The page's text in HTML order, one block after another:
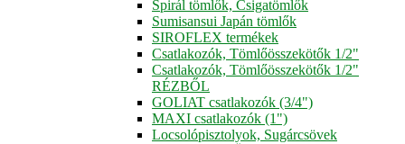
Spirál tömlők, Csigatömlők
Sumisansui Japán tömlők
SIROFLEX termékek
Csatlakozók, Tömlőösszekötők 1/2"
Csatlakozók, Tömlőösszekötők 1/2"
RÉZBŐL
GOLIAT csatlakozók (3/4")
MAXI csatlakozók (1")
Locsolópisztolyok, Sugárcsövek